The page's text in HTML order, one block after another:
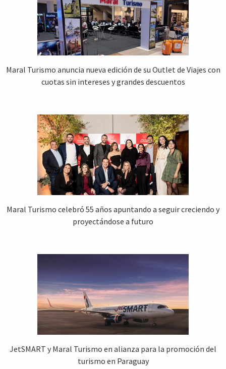
Maral Turismo anuncia nueva edición de su Outlet de Viajes con
cuotas sin intereses y grandes descuentos
Maral Turismo celebró 55 años apuntando a seguir creciendo y
proyectándose a futuro
JetSMART y Maral Turismo en alianza para la promoción del
turismo en Paraguay